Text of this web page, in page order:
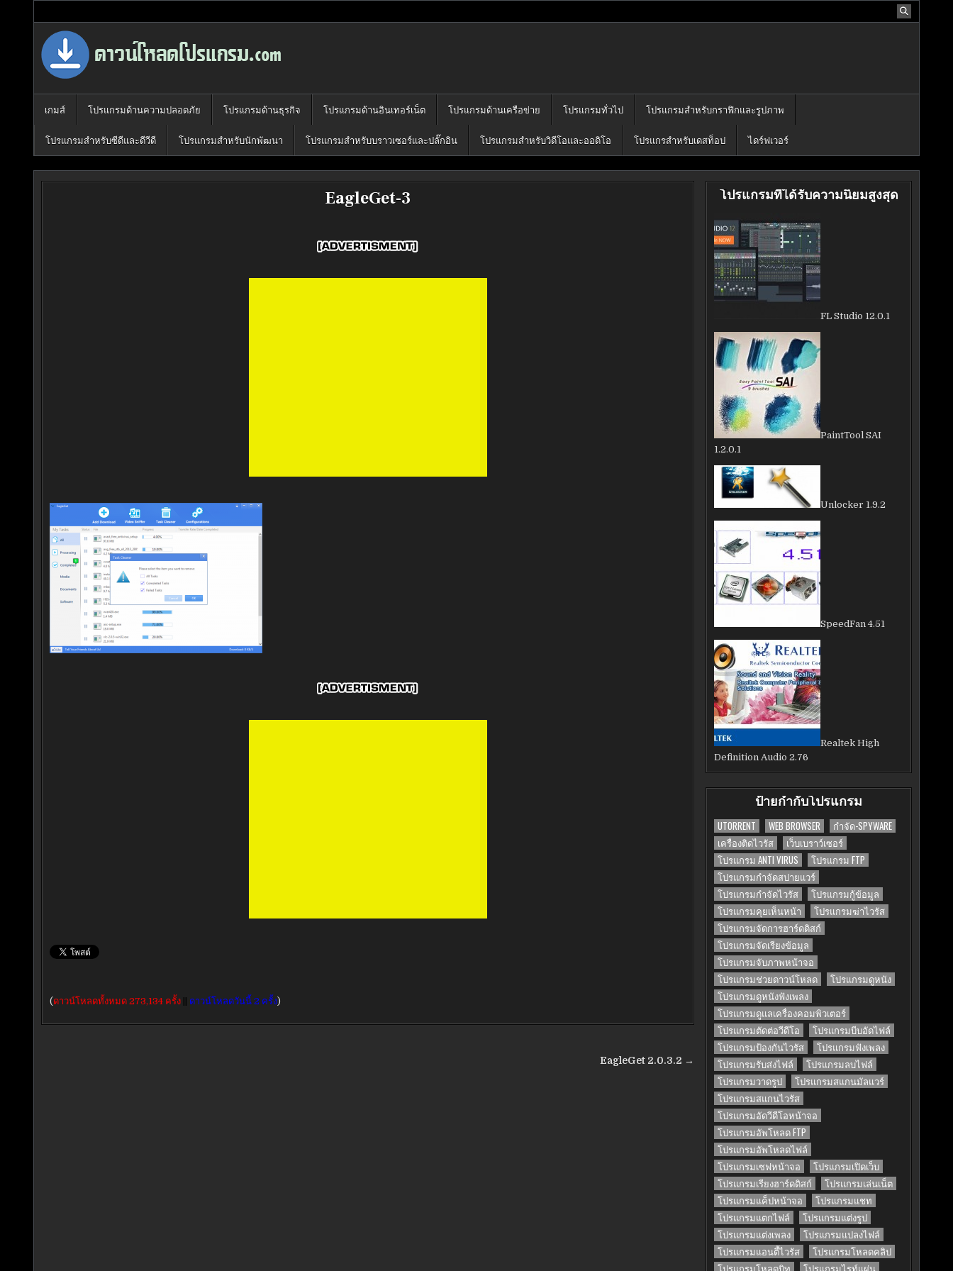
Download Program Free | ดาวน์โหลดโปรแกรมฟรี
ดาวน์โหลดโปรแกรม ดอท คอม รวบรวมโปรแกรมดี โปรแกรมฟรี ไว้ให้คุณได้เลือก download ไว้มากมาย
เกมส์ โปรแกรมด้านความปลอดภัย โปรแกรมด้านธุรกิจ โปรแกรมด้านอินเทอร์เน็ต โปรแกรมด้านเครือข่าย โปรแกรมทั่วไป โปรแกรมสำหรับกราฟิกและรูปภาพ
โปรแกรมสำหรับซีดีและดีวีดี โปรแกรมสำหรับนักพัฒนา โปรแกรมสำหรับบราวเซอร์และปลั๊กอิน โปรแกรมสำหรับวิดีโอและออดิโอ โปรแกรสำหรับเดสท็อป ไดร์ฟเวอร์
EagleGet-3
(ดาวน์โหลดทั้งหมด 273,134 ครั้ง ดาวน์โหลดวันนี้ 2 ครั้ง)
EagleGet 2.0.3.2 →
โปรแกรมที่ได้รับความนิยมสูงสุด
FL Studio 12.0.1
PaintTool SAI
1.2.0.1
Unlocker 1.9.2
SpeedFan 4.51
Realtek High
Definition Audio 2.76
ป้ายกำกับโปรแกรม
UTORRENT WEB BROWSER
กำจัด-SPYWARE
เครื่องติดไวรัส
เว็บเบราว์เซอร์
โปรแกรม ANTI VIRUS
โปรแกรม FTP
โปรแกรมกำจัดสปายแวร์
โปรแกรมกำจัดไวรัส
โปรแกรมกู้ข้อมูล
โปรแกรมคุยเห็นหน้า
โปรแกรมฆ่าไวรัส
โปรแกรมจัดการฮาร์ดดิสก์
โปรแกรมจัดเรียงข้อมูล
โปรแกรมจับภาพหน้าจอ
โปรแกรมช่วยดาวน์โหลด
โปรแกรมดูหนัง
โปรแกรมดูหนังฟังเพลง
โปรแกรมดูแลเครื่องคอมพิวเตอร์
โปรแกรมตัดต่อวีดีโอ
โปรแกรมบีบอัดไฟล์
โปรแกรมป้องกันไวรัส
โปรแกรมฟังเพลง
โปรแกรมรับส่งไฟล์
โปรแกรมลบไฟล์
โปรแกรมวาดรูป
โปรแกรมสแกนมัลแวร์
โปรแกรมสแกนไวรัส
โปรแกรมอัดวีดีโอหน้าจอ
โปรแกรมอัพโหลด FTP
โปรแกรมอัพโหลดไฟล์
โปรแกรมเซฟหน้าจอ
โปรแกรมเปิดเว็บ
โปรแกรมเรียงฮาร์ดดิสก์
โปรแกรมเล่นเน็ต
โปรแกรมแค็ปหน้าจอ
โปรแกรมแชท
โปรแกรมแตกไฟล์
โปรแกรมแต่งรูป
โปรแกรมแต่งเพลง
โปรแกรมแปลงไฟล์
โปรแกรมแอนตี้ไวรัส
โปรแกรมโหลดคลิป
โปรแกรมโหลดบิท
โปรแกรมไรท์แผ่น